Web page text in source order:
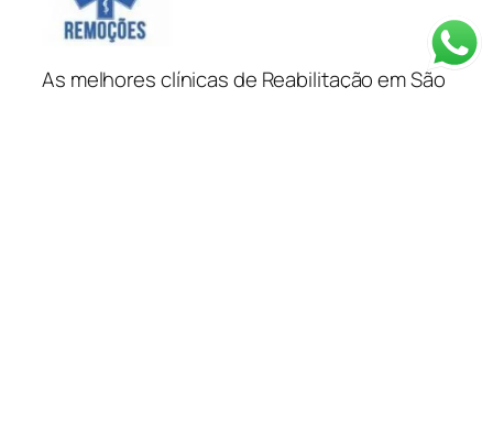
As melhores clínicas de Reabilitação em São